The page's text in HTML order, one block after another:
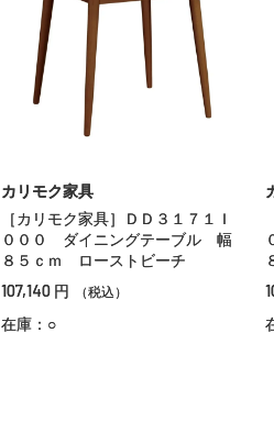
カリモク家具
［カリモク家具］ＤＤ３１７１Ｉ
０００ ダイニングテーブル 幅
８５ｃｍ ローストビーチ
107,140 円 （税込）
在庫：○